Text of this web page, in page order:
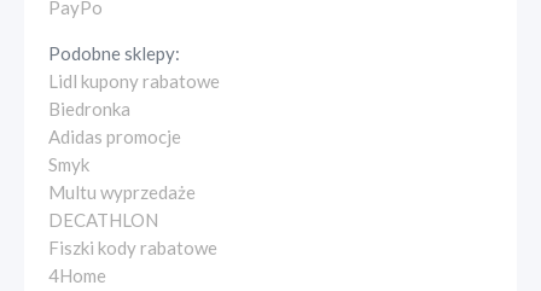
PayPo
Podobne sklepy:
Lidl kupony rabatowe
Biedronka
Adidas promocje
Smyk
Multu wyprzedaże
DECATHLON
Fiszki kody rabatowe
4Home